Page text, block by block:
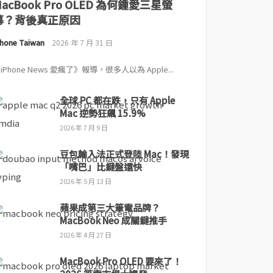
Pro OLED 為何鍾愛三星螢
？背後真正原因
Taiwan 2026 年 7 月 31 日
News 愛瘋了》報導，很多人以為 Apple...
全球 PC 都在跌，只有 Apple
Mac 逆勢狂飆 15.9%
2026 年 7 月 9 日
豆包輸入法正式登陸 Mac！發現
「嘴巴」比鍵盤還快
2026 年 5 月 13 日
蘋果成第三大筆電品牌？
MacBook Neo 成關鍵推手
2026 年 4 月 27 日
MacBook Pro OLED 要來了！